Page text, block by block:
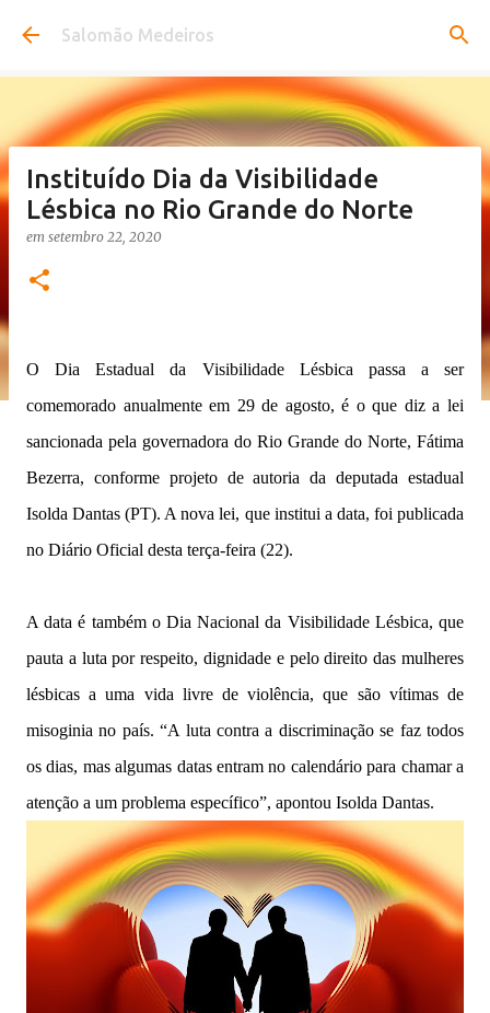
Pular para o conteúdo principal
Salomão Medeiros
Instituído Dia da Visibilidade
Lésbica no Rio Grande do Norte
em setembro 22, 2020
O Dia Estadual da Visibilidade Lésbica passa a ser
comemorado anualmente em 29 de agosto, é o que diz a lei
sancionada pela governadora do Rio Grande do Norte, Fátima
Bezerra, conforme projeto de autoria da deputada estadual
Isolda Dantas (PT). A nova lei, que institui a data, foi publicada
no Diário Oficial desta terça-feira (22).
A data é também o Dia Nacional da Visibilidade Lésbica, que
pauta a luta por respeito, dignidade e pelo direito das mulheres
lésbicas a uma vida livre de violência, que são vítimas de
misoginia no país. “A luta contra a discriminação se faz todos
os dias, mas algumas datas entram no calendário para chamar a
atenção a um problema específico”, apontou Isolda Dantas.